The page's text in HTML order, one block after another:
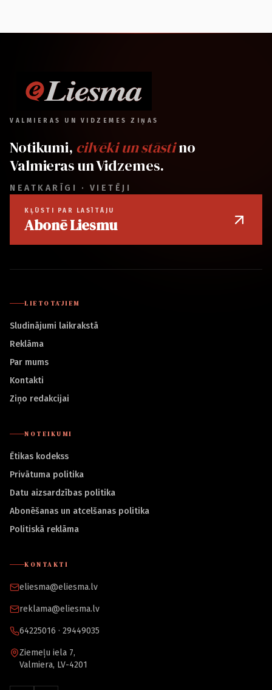
VALMIERAS UN VIDZEMES ZIŅAS
Notikumi, cilvēki un stāstino
Valmieras un Vidzemes.
NEATKARĪGI · VIETĒJI
KĻŪSTI PAR LASĪTĀJU
Abonē Liesmu
LIETOTĀJIEM
Sludinājumi laikrakstā
Reklāma
Par mums
Kontakti
Ziņo redakcijai
NOTEIKUMI
Ētikas kodekss
Privātuma politika
Datu aizsardzības politika
Abonēšanas un atcelšanas politika
Politiskā reklāma
KONTAKTI
eliesma@eliesma.lv
reklama@eliesma.lv
64225016 · 29449035
Ziemeļu iela 7,
Valmiera, LV-4201